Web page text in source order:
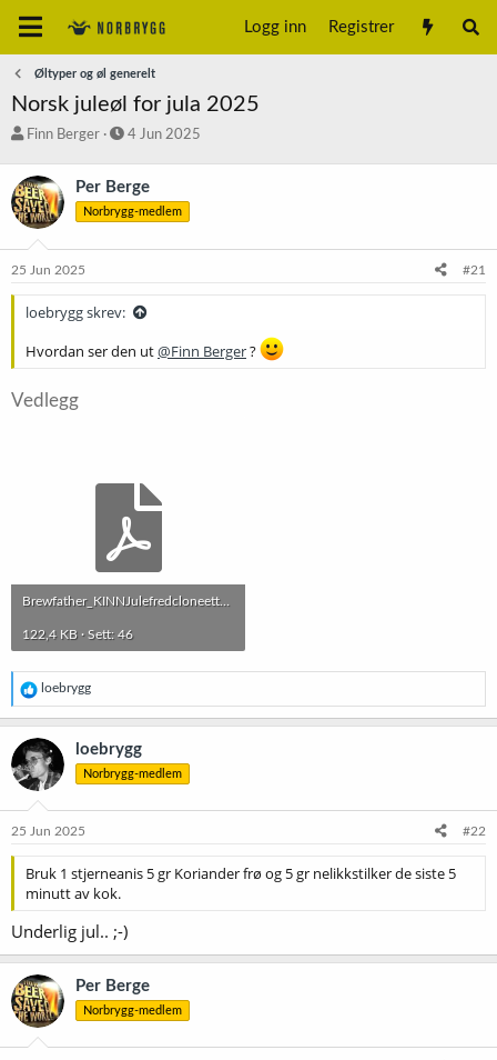
Logg inn Registrer
Øltyper og øl generelt
Norsk juleøl for jula 2025
T
å
d
s
a
r
t
e
Finn Berger
S
r
t
a
o
4 Jun 2025
Per Berge
Norbrygg-medlem
25 Jun 2025 #21
loebrygg skrev:
Hvordan ser den ut@Finn Berger?
Vedlegg
Brewfather_KINNJulefredcloneetterFinnBerger_20250625.pdf
122,4 KB · Sett: 46
R
e
a
k
s
j
o
e
loebrygg
loebrygg
Norbrygg-medlem
25 Jun 2025 #22
Bruk 1 stjerneanis 5 gr Koriander frø og 5 gr nelikkstilker de siste 5
minutt av kok.
Underlig jul.. ;-)
Per Berge
Norbrygg-medlem